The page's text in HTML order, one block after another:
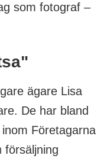
som fotograf –
ägare Lisa
De har bland
Företagarna
försäljning